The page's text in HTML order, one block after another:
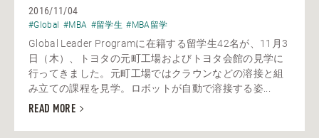
2016/11/04
#Global #MBA #留学生 #MBA留学
Global Leader Programに在籍する留学生42名が、11月3
日（木）、トヨタの元町工場およびトヨタ会館の見学に
行ってきました。元町工場ではクラウンなどの溶接と組
み立ての課程を見学。ロボットが自動で溶接する姿...
READ MORE